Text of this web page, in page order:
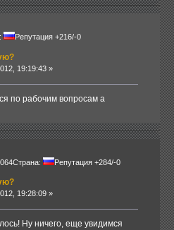
Репутация +216/-0
19:19:43 »
по рабочим вопросам а
Страна: Репутация +284/-0
19:28:09 »
Ну ничего, еще увидимся